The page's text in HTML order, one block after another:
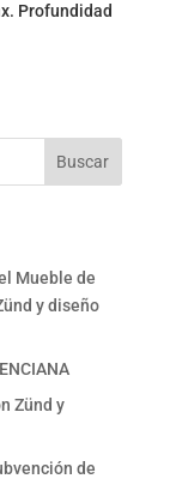
Profundidad
Buscar
Mueble de
y diseño
Zünd y
de